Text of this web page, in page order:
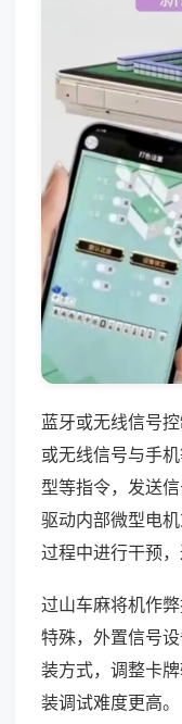
蓝牙或无线信号
或无线信号与手
型等指令，发送
驱动内部微型电
过程中进行干预，
过山车麻将机作
特殊，外置信号
装方式，调整卡
装调试难度更高。